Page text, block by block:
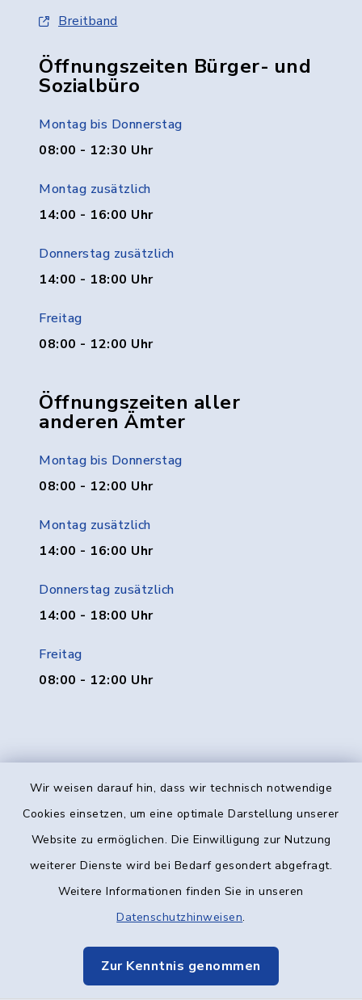
Wir weisen darauf hin, dass wir technisch notwendige
Cookies einsetzen, um eine optimale Darstellung unserer
Website zu ermöglichen. Die Einwilligung zur Nutzung
weiterer Dienste wird bei Bedarf gesondert abgefragt.
Weitere Informationen finden Sie in unseren
Datenschutzhinweisen.
Zur Kenntnis genommen
Breitband
Öffnungszeiten Bürger- und
Sozialbüro
Montag bis Donnerstag
08:00 - 12:30 Uhr
Montag zusätzlich
14:00 - 16:00 Uhr
Donnerstag zusätzlich
14:00 - 18:00 Uhr
Freitag
08:00 - 12:00 Uhr
Öffnungszeiten aller
anderen Ämter
Montag bis Donnerstag
08:00 - 12:00 Uhr
Montag zusätzlich
14:00 - 16:00 Uhr
Donnerstag zusätzlich
14:00 - 18:00 Uhr
Freitag
08:00 - 12:00 Uhr
Kontakt
Datenschutz
Elektronische Kommunikation